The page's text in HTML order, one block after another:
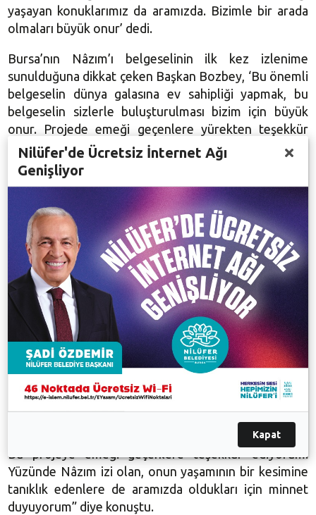
yaşayan konuklarımız da aramızda. Bizimle bir arada
olmaları büyük onur’ dedi.
Bursa’nın Nâzım’ı belgeselinin ilk kez izlenime
sunulduğuna dikkat çeken Başkan Bozbey, ‘Bu önemli
belgeselin dünya galasına ev sahipliği yapmak, bu
belgeselin sizlerle buluşturulması bizim için büyük
onur. Projede emeği geçenlere yürekten teşekkür
ediyorum. Büyük Usta’nın 114’üncü yaşında, sizlere
bir armağanımız da Türkiye Cumhuriyeti tarihinde ilk
kez, Nâzım Hikmet anısına basılan pul ve ilk gün zarfı.
Nâzım Hikmet’in mücadeleyle geçen yaşamı, eşsiz
edebi kişiliğinin bir kez daha anımsanması amacıyla,
belediyemiz ve PTT işbirliğiyle bir kez daha bir ilke
imza attık. Onu sahiplenen, umudumuzu onunla
yeşerten bir kentiz” dedi.
Nâzım belgeseline ışık tutan, Nâzım’ın Bursa Yılları
adlı eserin yazarı Nilüfer Belediyesi Kültür ve Sosyal
İşler Müdürü Güney Özkılınç da gecede duygularını
dile getirerek, “Nâzım Bursa için ‘Demirlerden
seyrettiğim bu şehir, kaplıcalar türbeler, ipek
fabrikaları ve kocaman bir çınardır. Sahici insanları
nasıl da perişan’ der. Birçok şiirinde Bursa’yı anlatıyor.
Bu projeye emeği geçenlere teşekkür ediyorum.
Yüzünde Nâzım izi olan, onun yaşamının bir kesimine
tanıklık edenlere de aramızda oldukları için minnet
duyuyorum” diye konuştu.
Nilüfer'de Ücretsiz İnternet Ağı
Genişliyor
Kapat